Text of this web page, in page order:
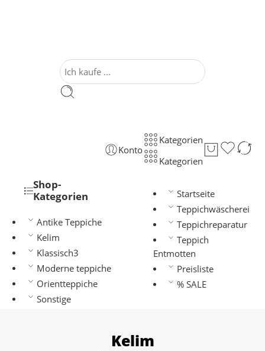
Konto
Kategorien
Kategorien
Shop-
Kategorien
Antike Teppiche
Kelim
Klassisch3
Moderne teppiche
Orientteppiche
Sonstige
Startseite
Teppichwäscherei
Teppichreparatur
Teppich
Entmotten
Preisliste
% SALE
Kelim